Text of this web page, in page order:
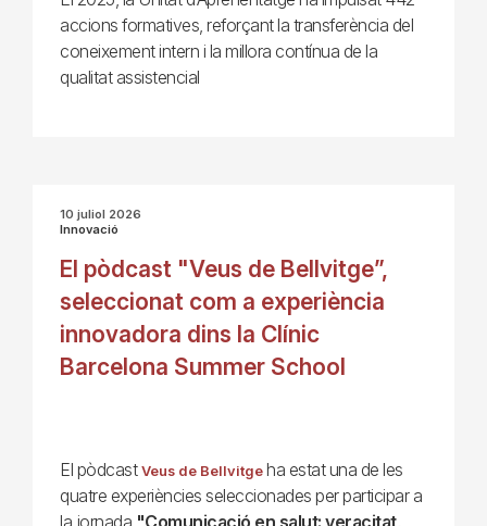
accions formatives, reforçant la transferència del
coneixement intern i la millora contínua de la
qualitat assistencial
10 juliol 2026
Innovació
El pòdcast "Veus de Bellvitge”,
seleccionat com a experiència
innovadora dins la Clínic
Barcelona Summer School
El pòdcast Veus de Bellvitgeha estat una de les
quatre experiències seleccionades per participar a
la jornada "Comunicació en salut: veracitat,